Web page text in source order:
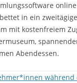
in ein
mit kostenfreiem
Abendessen.